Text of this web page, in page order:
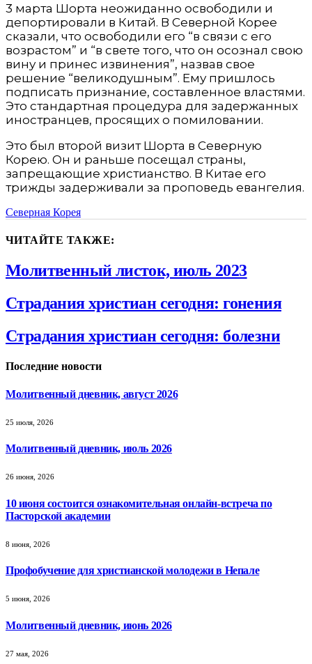
3 марта Шорта неожиданно освободили и
депортировали в Китай. В Северной Корее
сказали, что освободили его “в связи с его
возрастом” и “в свете того, что он осознал свою
вину и принес извинения”, назвав свое
решение “великодушным”. Ему пришлось
подписать признание, составленное властями.
Это стандартная процедура для задержанных
иностранцев, просящих о помиловании.
Это был второй визит Шорта в Северную
Корею. Он и раньше посещал страны,
запрещающие христианство. В Китае его
трижды задерживали за проповедь евангелия.
Северная Корея
ЧИТАЙТЕ ТАКЖЕ:
Молитвенный листок, июль 2023
Страдания христиан сегодня: гонения
Страдания христиан сегодня: болезни
Последние новости
Молитвенный дневник, август 2026
25 июля, 2026
Молитвенный дневник, июль 2026
26 июня, 2026
10 июня состоится ознакомительная онлайн-встреча по
Пасторской академии
8 июня, 2026
Профобучение для христианской молодежи в Непале
5 июня, 2026
Молитвенный дневник, июнь 2026
27 мая, 2026